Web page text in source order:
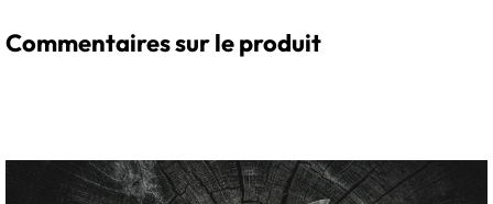
Commentaires sur le produit